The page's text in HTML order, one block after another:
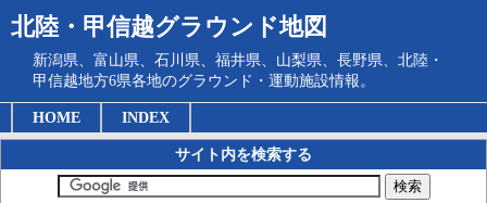
北陸・甲信越グラウンド地図
新潟県、富山県、石川県、福井県、山梨県、長野県、北陸・
甲信越地方6県各地のグラウンド・運動施設情報。
HOME INDEX
サイト内を検索する